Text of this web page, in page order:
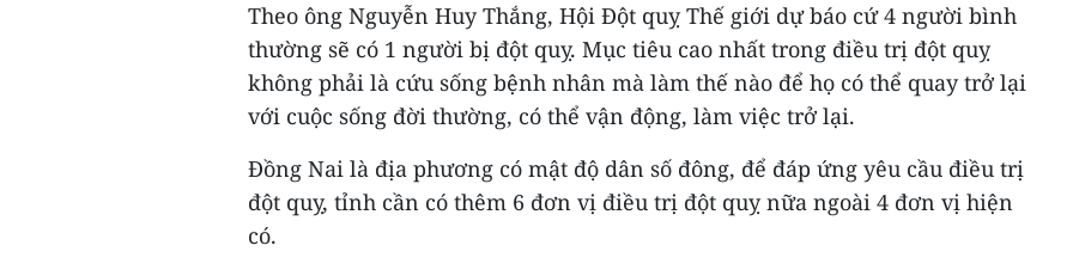
Theo ông Nguyễn Huy Thắng, Hội Đột quỵ Thế giới dự báo cứ 4 người bình
thường sẽ có 1 người bị đột quỵ. Mục tiêu cao nhất trong điều trị đột quỵ
không phải là cứu sống bệnh nhân mà làm thế nào để họ có thể quay trở lại
với cuộc sống đời thường, có thể vận động, làm việc trở lại.
Đồng Nai là địa phương có mật độ dân số đông, để đáp ứng yêu cầu điều trị
đột quỵ, tỉnh cần có thêm 6 đơn vị điều trị đột quỵ nữa ngoài 4 đơn vị hiện
có.